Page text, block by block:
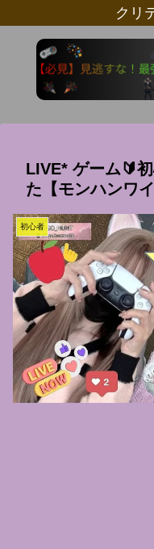
クリ
LIVE* ゲーム🔰
た【モンハンワイ
初心者